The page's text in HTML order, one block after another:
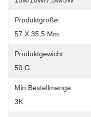
Produktgröße:
57 X 35,5 Mm
Produktgewicht:
50 G
Min Bestellmenge:
3K